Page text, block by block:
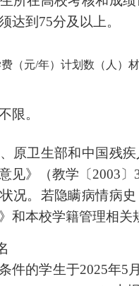
达到75分及以上。
（元/年）计划数（人）
限。
原卫生部和中国残
见》（教学〔2003
状况。若隐瞒病情病
和本校学籍管理相关
件的学生于2025年5